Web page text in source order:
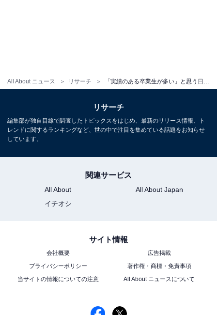
All About ニュース リサーチ
リサーチ
編集部が独自目線で調査したトピックスをはじめ、最新のリリース情報、ト
レンドに関するランキングなど、世の中で注目を集めている話題をお知らせ
しています。
関連サービス
All About
All About Japan
イチオシ
サイト情報
会社概要
広告掲載
プライバシーポリシー
著作権・商標・免責事項
当サイトの情報についての注意
All About ニュースについて